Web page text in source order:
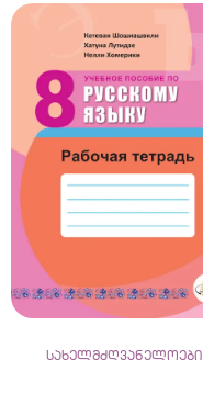
სახელმძღვანელოები